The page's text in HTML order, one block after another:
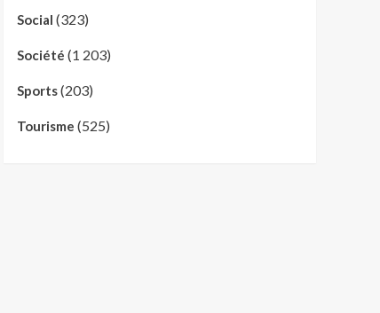
Social (323)
Société (1 203)
Sports(203)
Tourisme (525)